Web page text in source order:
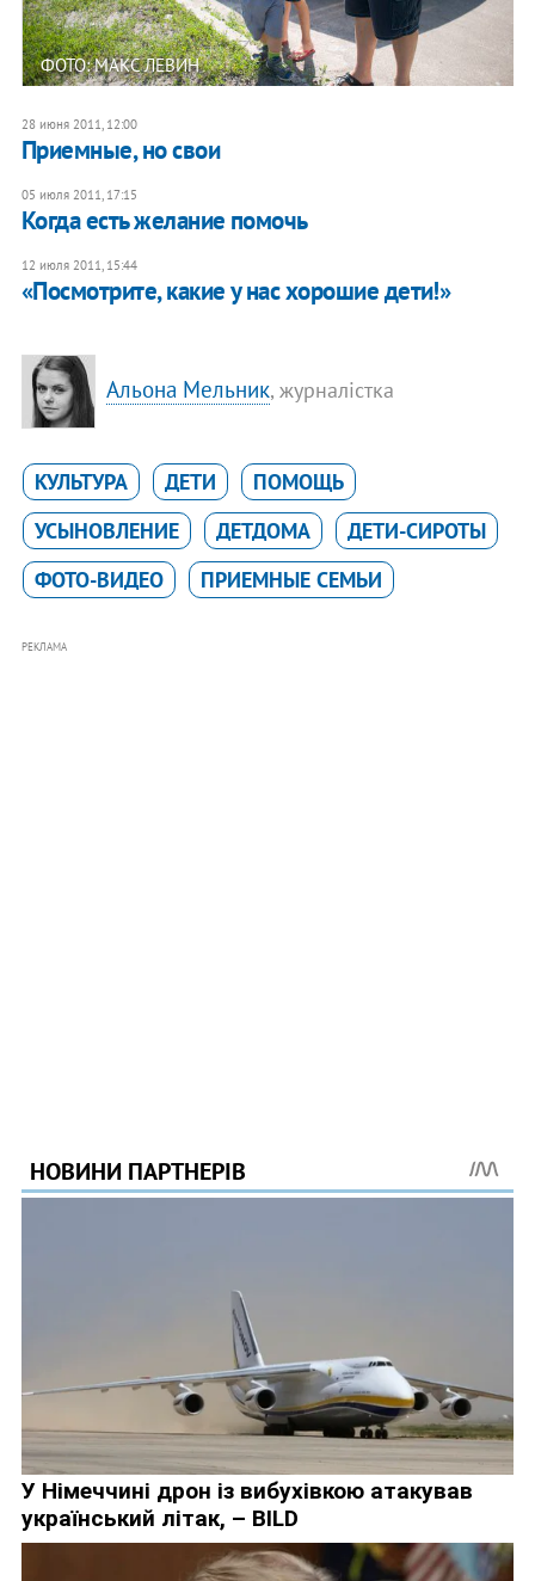
ФОТО: МАКС ЛЕВИН
28 июня 2011, 12:00
Приемные, но свои
05 июля 2011, 17:15
Когда есть желание помочь
12 июля 2011, 15:44
«Посмотрите, какие у нас хорошие дети!»
Альона Мельник, журналістка
КУЛЬТУРА ДЕТИ
ПОМОЩЬ
УСЫНОВЛЕНИЕ
ДЕТДОМА
ДЕТИ-СИРОТЫ
ФОТО-ВИДЕО
ПРИЕМНЫЕ СЕМЬИ
РЕКЛАМА